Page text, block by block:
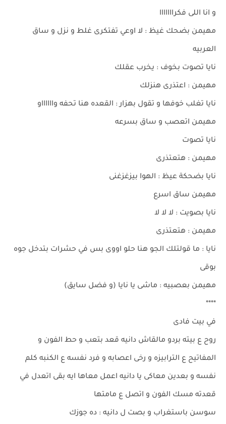
و انا اللى فكرااااااا
مهيمن بضحك غيظ : لا اوعي تفتكرى غلط و نزل و ساق
العربيه
نايا تصوت بخوف : يخرب عقلك
مهيمن : اعتذرى هنزلك
نايا تغلب خوفها و تقول بهزار : القعده هنا تحفه وااااااو
مهيمن اتعصب و ساق بسرعه
نايا تصوت
مهيمن : هتعتذرى
نايا بضحكة عيظ : الهوا بيزغزغنى
مهيمن ساق اسرع
نايا بصويت : لا لا لا
مهيمن : هتعتذرى
نايا : ما قولتلك الجو هنا حلو اووى بس في حشرات بتدخل جوه
بوقى
مهيمن بعصبيه : ماشى يا نايا (و فضل سايق)
****
في بيت فادى
روح ع بيته بردو مالقاش دانيه قعد بتعب و حط الفون و
المفاتيح ع الترابيزه و رخى اعصابه و فرد نفسه ع الكنبه كلم
نفسه و بعدين معاكى يا دانيه اعمل معاها ايه بقى اتعدل في
قعدته مسك الفون و اتصل ع مامتها
سوسن باستغراب و بصت ل دانيه : ده جوزك